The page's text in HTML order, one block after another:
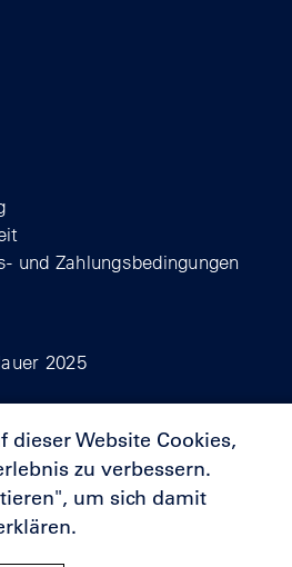
und Zahlungsbedingungen
2025
dieser Website Cookies,
zu verbessern.
um sich damit